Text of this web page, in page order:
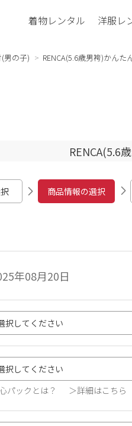
着物レンタル 洋服レ
男の子) RENCA(5.6歳男袴)かん
RENCA(5.6
商品情報の選択
年08月20日
パックとは？ ＞詳細はこちら